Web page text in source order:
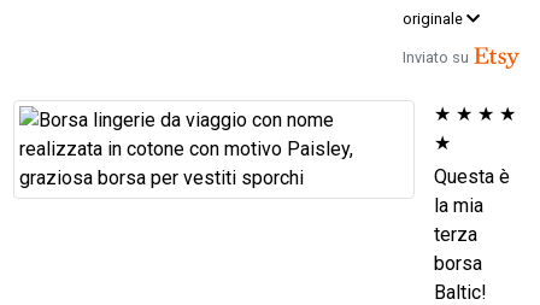
originale
Inviato su
★ ★ ★ ★
★
Questa è
la mia
terza
borsa
Baltic!